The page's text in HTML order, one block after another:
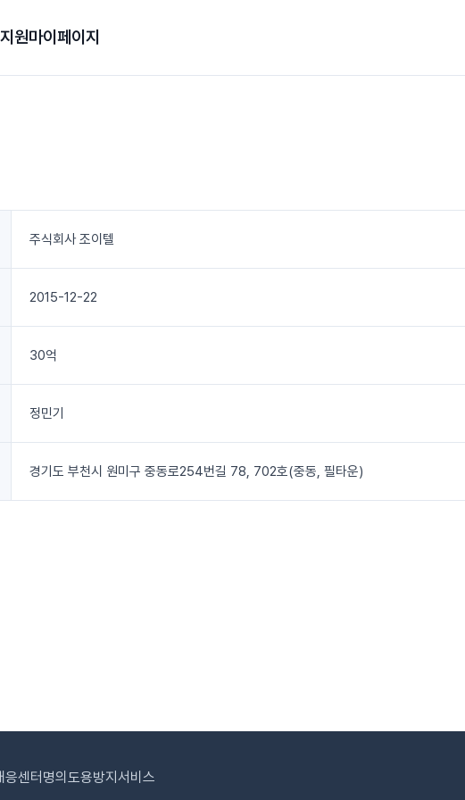
원마이페이지
주식회사 조이텔
2015-12-22
30억
정민기
경기도 부천시 원미구 중동로254번길 78, 702호(중동, 필타운)
응센터 명의도용방지서비스